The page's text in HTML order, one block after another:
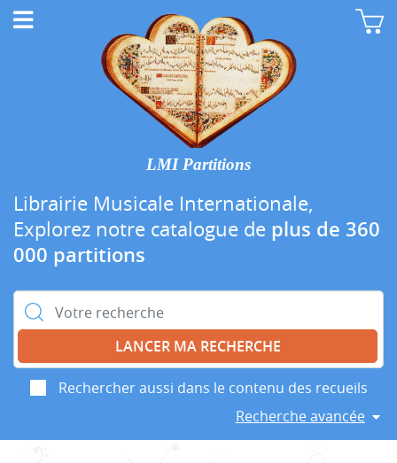
LMI Partitions
Librairie Musicale Internationale,
Explorez notre catalogue de plus de 360
000 partitions
Rechercher :
Rechercher aussi dans le contenu des recueils
Recherche avancée